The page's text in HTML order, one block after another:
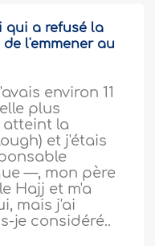
qui a refusé la
l'emmener au
environ 11
plus
atteint la
et j'étais
—, mon père
Hajj et m'a
mais j'ai
je considéré..